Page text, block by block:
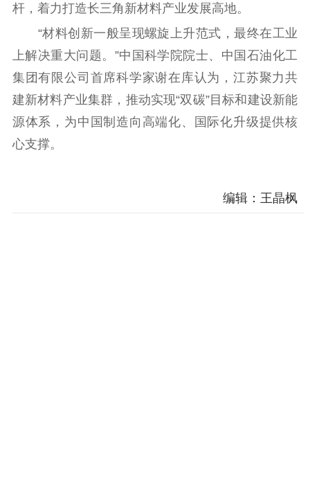
杆，着力打造长三角新材料产业发展高地。
“材料创新一般呈现螺旋上升范式，最终在工业
上解决重大问题。”中国科学院院士、中国石油化工
集团有限公司首席科学家谢在库认为，江苏聚力共
建新材料产业集群，推动实现“双碳”目标和建设新能
源体系，为中国制造向高端化、国际化升级提供核
心支撑。
编辑：王晶枫